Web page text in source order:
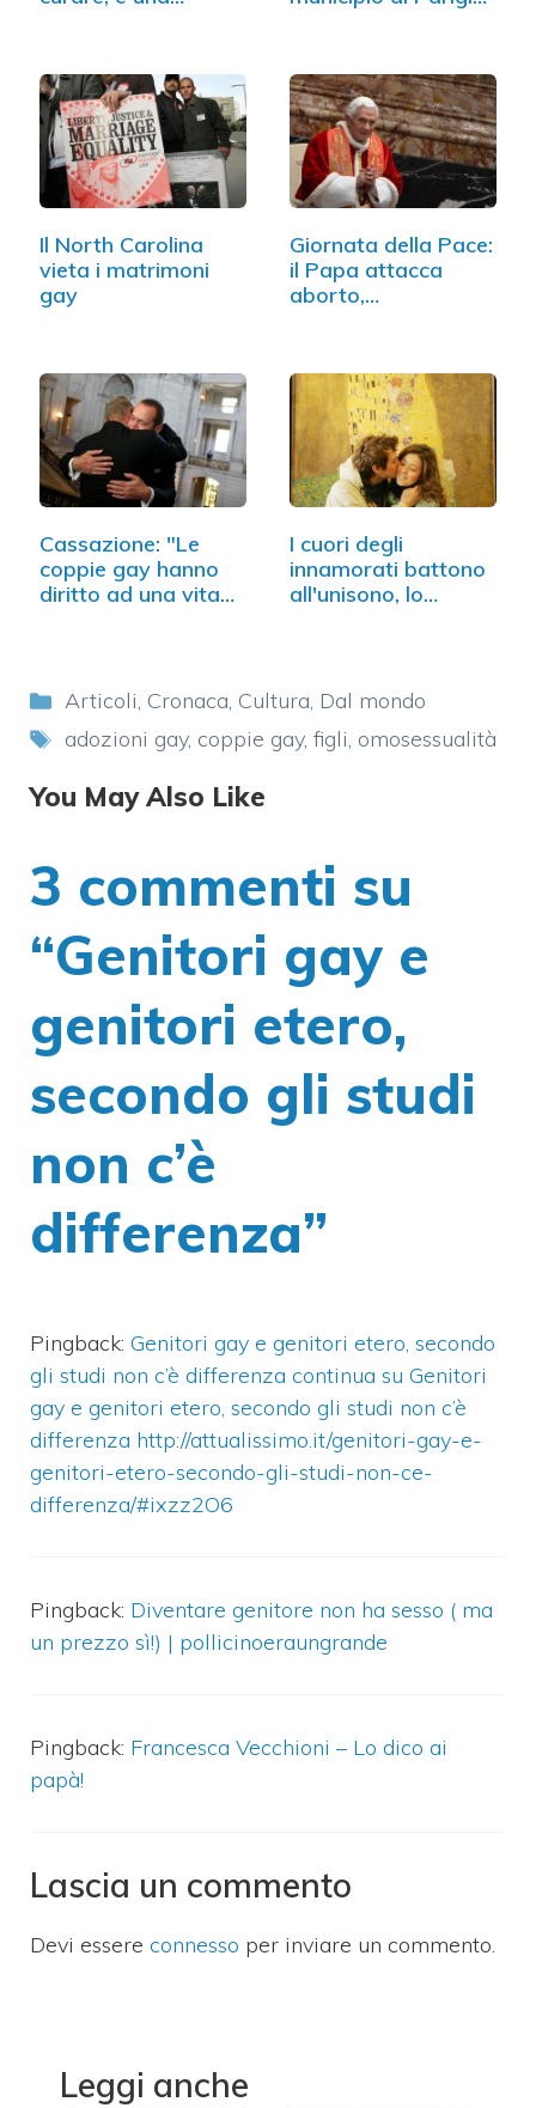
Il North Carolina
vieta i matrimoni
gay
Giornata della Pace:
il Papa attacca
aborto,…
Cassazione: "Le
coppie gay hanno
diritto ad una vita…
I cuori degli
innamorati battono
all'unisono, lo…
Categorie
Articoli, Cronaca, Cultura, Dal mondo
Tag
adozioni gay, coppie gay, figli, omosessualità
You May Also Like
3 commenti su
“Genitori gay e
genitori etero,
secondo gli studi
non c’è
differenza”
Pingback: Genitori gay e genitori etero, secondo
gli studi non c’è differenza continua su Genitori
gay e genitori etero, secondo gli studi non c’è
differenza http://attualissimo.it/genitori-gay-e-
genitori-etero-secondo-gli-studi-non-ce-
differenza/#ixzz2O6
Pingback: Diventare genitore non ha sesso ( ma
un prezzo sì!) | pollicinoeraungrande
Pingback: Francesca Vecchioni – Lo dico ai
papà!
Lascia un commento
Devi essere connesso per inviare un commento.
Leggi anche